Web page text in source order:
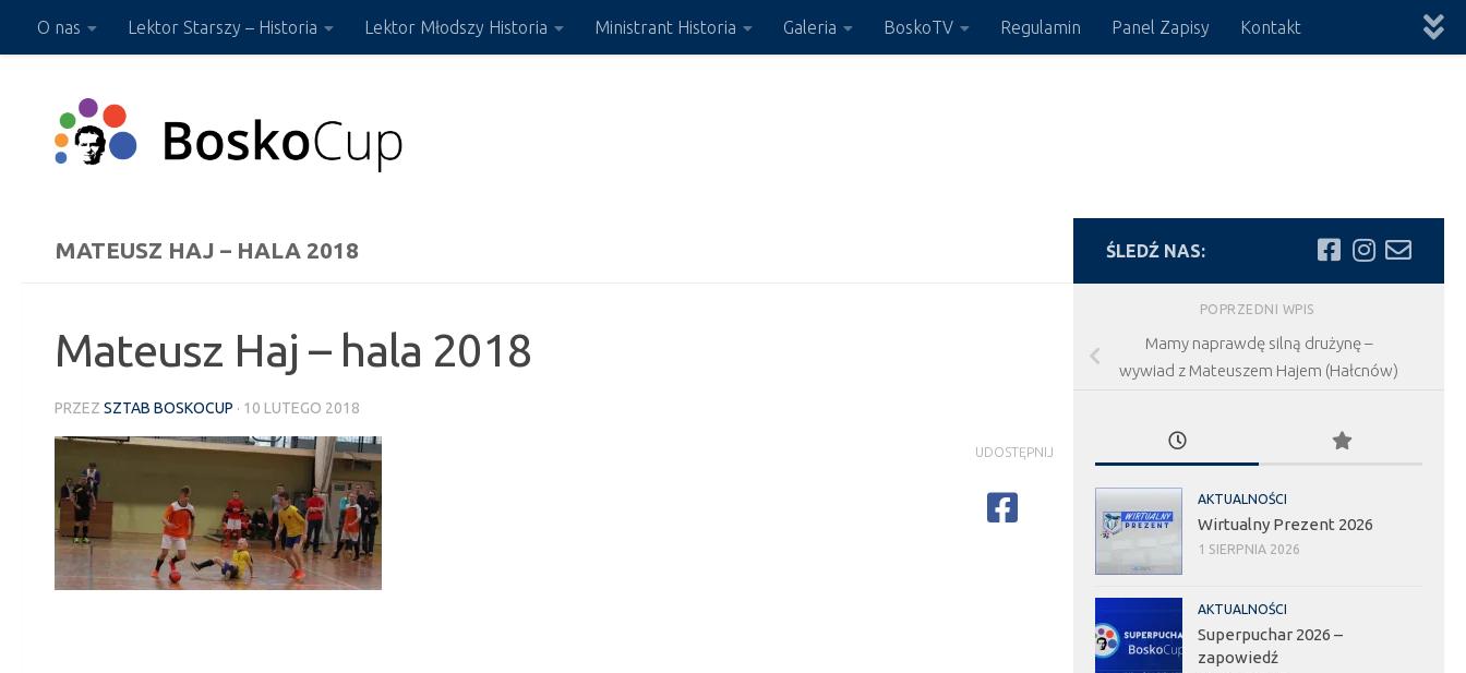
Przejdź do treści
O nas Lektor Starszy – Historia Lektor Młodszy Historia Ministrant Historia Galeria BoskoTV Regulamin Panel Zapisy Kontakt
MATEUSZ HAJ – HALA 2018
Mateusz Haj – hala 2018
PRZEZ SZTAB BOSKOCUP · 10 LUTEGO 2018
UDOSTĘPNIJ
ŚLEDŹ NAS:
POPRZEDNI WPIS
Mamy naprawdę silną drużynę –
wywiad z Mateuszem Hajem (Hałcnów)
AKTUALNOŚCI
Wirtualny Prezent 2026
1 SIERPNIA 2026
AKTUALNOŚCI
Superpuchar 2026 –
zapowiedź